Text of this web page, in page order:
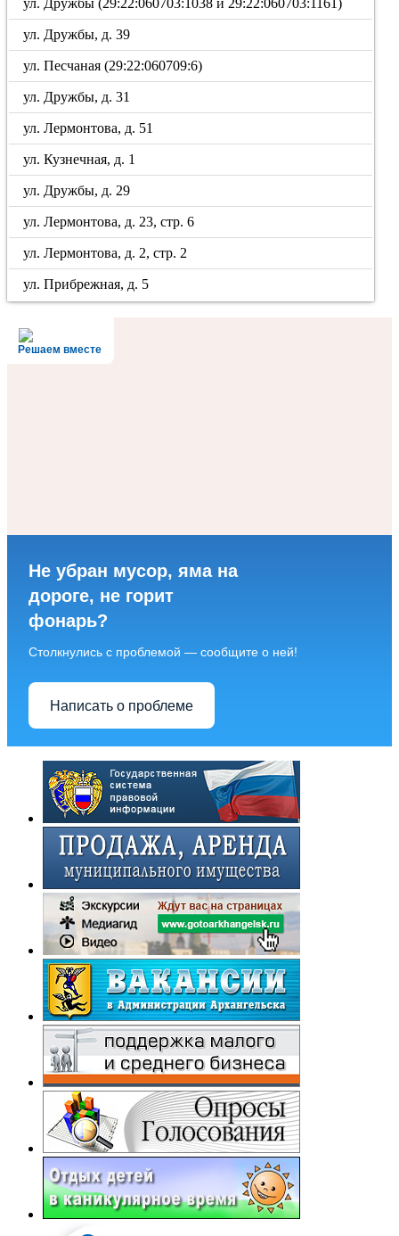
ул. Дружбы (29:22:060703:1038 и 29:22:060703:1161)
ул. Дружбы, д. 39
ул. Песчаная (29:22:060709:6)
ул. Дружбы, д. 31
ул. Лермонтова, д. 51
ул. Кузнечная, д. 1
ул. Дружбы, д. 29
ул. Лермонтова, д. 23, стр. 6
ул. Лермонтова, д. 2, стр. 2
ул. Прибрежная, д. 5
Решаем вместе
Не убран мусор, яма на
дороге, не горит
фонарь?
Столкнулись с проблемой — сообщите о ней!
Написать о проблеме